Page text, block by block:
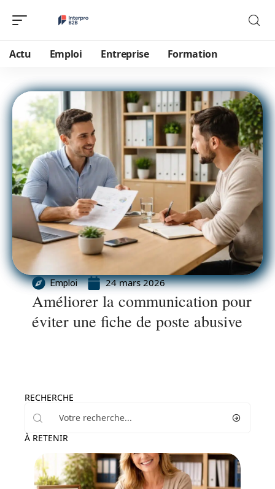
Actu Emploi Entreprise Formation
Emploi 24 mars 2026
Améliorer la communication pour
éviter une fiche de poste abusive
RECHERCHE
À RETENIR